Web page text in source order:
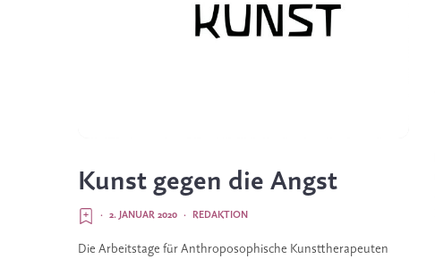
Kunst gegen die Angst
REDAKTION
·
2. JANUAR 2020
·
Die Arbeitstage für Anthroposophische Kunsttherapeuten